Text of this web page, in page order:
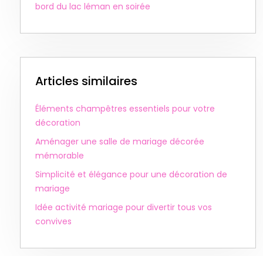
bord du lac léman en soirée
Articles similaires
Éléments champêtres essentiels pour votre
décoration
Aménager une salle de mariage décorée
mémorable
Simplicité et élégance pour une décoration de
mariage
Idée activité mariage pour divertir tous vos
convives